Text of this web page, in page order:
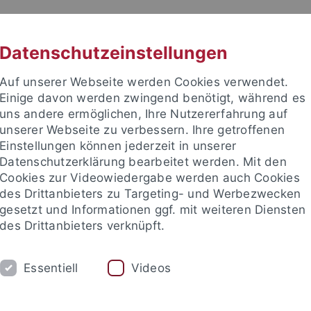
Datenschutzeinstellungen
Auf unserer Webseite werden Cookies verwendet.
Einige davon werden zwingend benötigt, während es
uns andere ermöglichen, Ihre Nutzererfahrung auf
unserer Webseite zu verbessern. Ihre getroffenen
Einstellungen können jederzeit in unserer
Datenschutzerklärung bearbeitet werden. Mit den
Cookies zur Videowiedergabe werden auch Cookies
des Drittanbieters zu Targeting- und Werbezwecken
gesetzt und Informationen ggf. mit weiteren Diensten
des Drittanbieters verknüpft.
Essentiell Videos